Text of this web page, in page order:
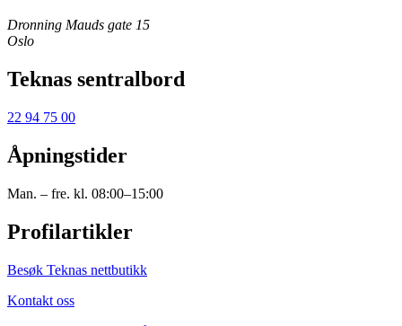
Dronning Mauds gate 15
Oslo
Teknas sentralbord
22 94 75 00
Åpningstider
Man. – fre. kl. 08:00–15:00
Profilartikler
Besøk Teknas nettbutikk
Kontakt oss